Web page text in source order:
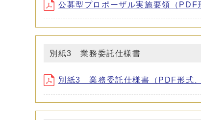
公募型プロポーザル実施要領（PDF
別紙3 業務委託仕様書
別紙3 業務委託仕様書（PDF形式